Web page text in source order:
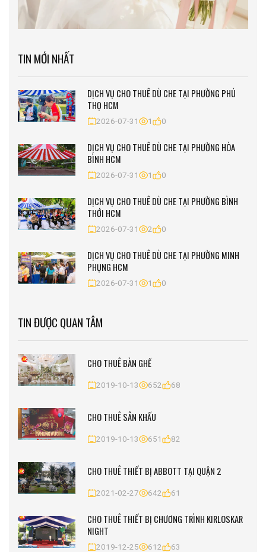
TIN MỚI NHẤT
DỊCH VỤ CHO THUÊ DÙ CHE TẠI PHƯỜNG PHÚ
THỌ HCM
2026-07-31 1 0
DỊCH VỤ CHO THUÊ DÙ CHE TẠI PHƯỜNG HÒA
BÌNH HCM
2026-07-31 1 0
DỊCH VỤ CHO THUÊ DÙ CHE TẠI PHƯỜNG BÌNH
THỚI HCM
2026-07-31 2 0
DỊCH VỤ CHO THUÊ DÙ CHE TẠI PHƯỜNG MINH
PHỤNG HCM
2026-07-31 1 0
TIN ĐƯỢC QUAN TÂM
CHO THUÊ BÀN GHẾ
2019-10-13 652 68
CHO THUÊ SÂN KHẤU
2019-10-13 651 82
CHO THUÊ THIẾT BỊ ABBOTT TẠI QUẬN 2
2021-02-27 642 61
CHO THUÊ THIẾT BỊ CHƯƠNG TRÌNH KIRLOSKAR
NIGHT
2019-12-25 612 63